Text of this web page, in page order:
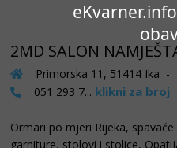
2MD SALON
Primorska 11, 51414 Ika
051 293 7... klikni za broj
Ormari po mjeri Rijeka,
garniture, stolovi i stolice,